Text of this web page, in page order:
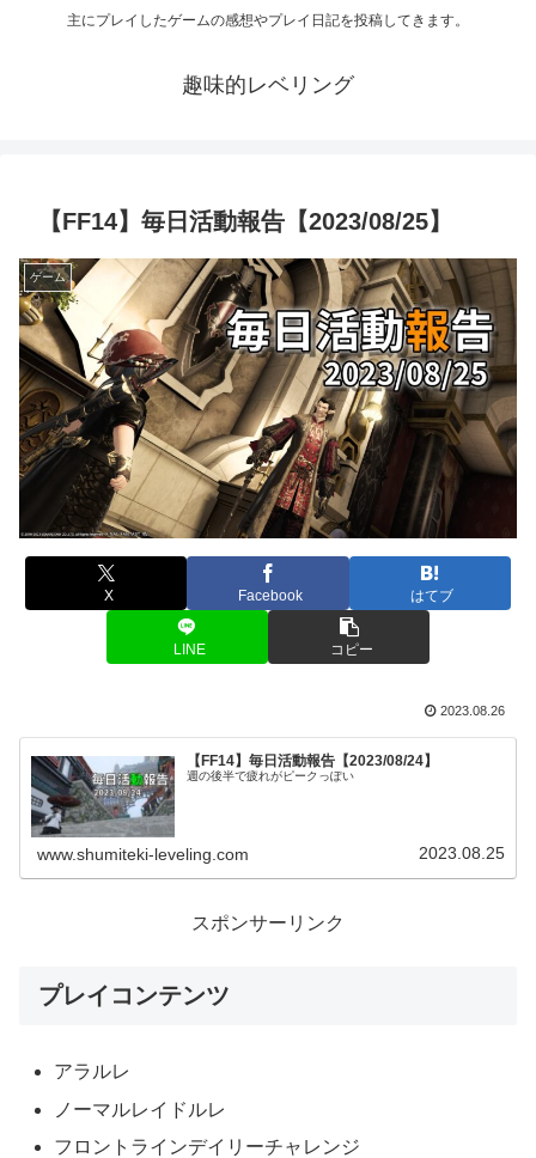
主にプレイしたゲームの感想やプレイ日記を投稿してきます。
趣味的レベリング
【FF14】毎日活動報告【2023/08/25】
ゲーム
X Facebook はてブ
LINE コピー
2023.08.26
【FF14】毎日活動報告【2023/08/24】
週の後半で疲れがピークっぽい
www.shumiteki-leveling.com 2023.08.25
スポンサーリンク
プレイコンテンツ
アラルレ
ノーマルレイドルレ
フロントラインデイリーチャレンジ